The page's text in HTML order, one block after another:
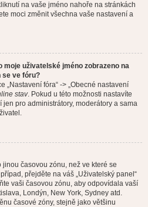
na vaše jméno nahoře na stránkách
moci změnit všechna vaše nastavení a
moje uživatelské jméno zobrazeno na
se ve fóru?
„Nastavení fóra“ -> „Obecné nastavení
stav. Pokud u této možnosti nastavíte
jen pro administrátory, moderátory a sama
časovou zónu, než ve které se
přejděte na váš „Uživatelský panel“
vaši časovou zónu, aby odpovídala vaší
Londýn, New York, Sydney atd.
časové zóny, stejně jako většinu